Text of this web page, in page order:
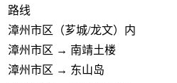
路线
漳州市区（芗城/龙文）内
漳州市区 → 南靖土楼
漳州市区 → 东山岛